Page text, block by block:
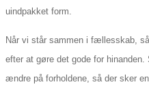
uindpakket form.
Når vi står sammen i fællesskab,
efter at gøre det gode for
ændre på forholdene, så der sker